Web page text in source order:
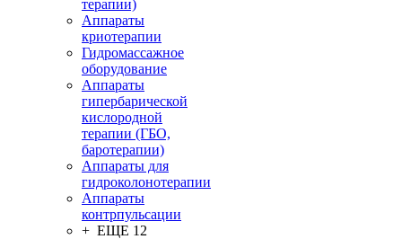
терапии)
Аппараты
криотерапии
Гидромассажное
оборудование
Аппараты
гипербарической
кислородной
терапии (ГБО,
баротерапии)
Аппараты для
гидроколонотерапии
Аппараты
контрпульсации
+ ЕЩЕ 12